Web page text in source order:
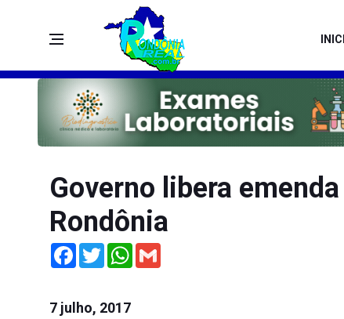
Governo libera
Rondônia
Facebook
TwitterWhatsApp
7 julho, 2017